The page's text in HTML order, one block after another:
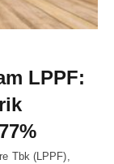
LPPF:
Tbk (LPPF),